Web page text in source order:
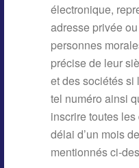
électronique,
adresse privée
personnes
précise de leur
et des sociétés si
tel numéro ainsi
inscrire toutes
délai d’un mois
mentionnés ci-